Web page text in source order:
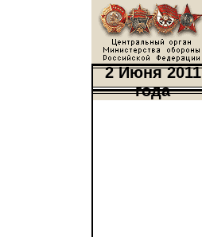
2 Июня 2011
года